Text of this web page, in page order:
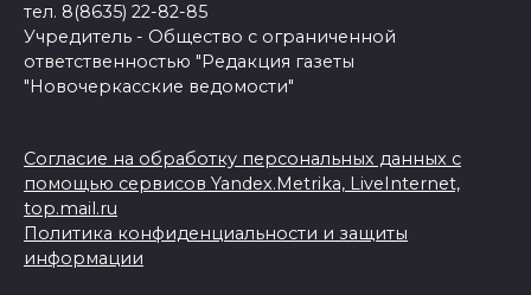
тел. 8(8635) 22-82-85
Учредитель - Общество с ограниченной
ответственностью "Редакция газеты
"Новочеркасские ведомости"
Согласие на обработку персональных данных с
помощью сервисов Yandex.Metrika, LiveInternet,
top.mail.ru
Политика конфиденциальности и защиты
информации